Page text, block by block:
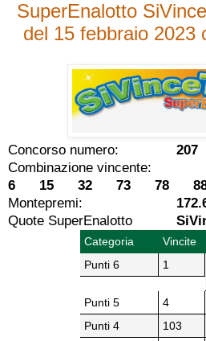
SuperEnalotto
del 15 febbraio 2023
Concorso numero:
207
Combinazione vincente:
6 15 32 73 78
Montepremi:
Quote SuperEnalotto
Categoria Vincite
Punti 6
1
Punti 5
4
Punti 4
103